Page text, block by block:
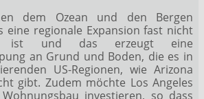
dem Ozean und den Bergen
eine regionale Expansion fast nicht
ist und das erzeugt eine
an Grund und Boden, die es in
US-Regionen, wie Arizona
gibt. Zudem möchte Los Angeles
investieren, so dass